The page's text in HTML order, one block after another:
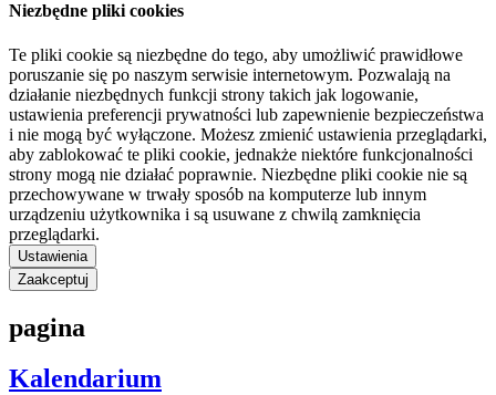
Niezbędne pliki cookies
Te pliki cookie są niezbędne do tego, aby umożliwić prawidłowe
poruszanie się po naszym serwisie internetowym. Pozwalają na
działanie niezbędnych funkcji strony takich jak logowanie,
ustawienia preferencji prywatności lub zapewnienie bezpieczeństwa
i nie mogą być wyłączone. Możesz zmienić ustawienia przeglądarki,
aby zablokować te pliki cookie, jednakże niektóre funkcjonalności
strony mogą nie działać poprawnie. Niezbędne pliki cookie nie są
przechowywane w trwały sposób na komputerze lub innym
urządzeniu użytkownika i są usuwane z chwilą zamknięcia
przeglądarki.
Ustawienia
Zaakceptuj
pagina
Kalendarium